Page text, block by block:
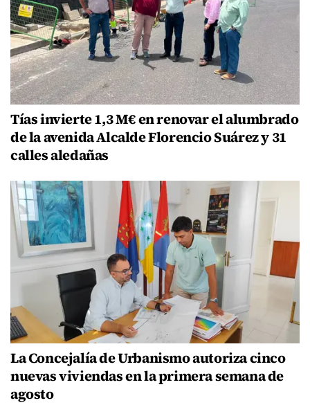
Tías invierte 1,3 M€ en renovar el alumbrado
de la avenida Alcalde Florencio Suárez y 31
calles aledañas
La Concejalía de Urbanismo autoriza cinco
nuevas viviendas en la primera semana de
agosto